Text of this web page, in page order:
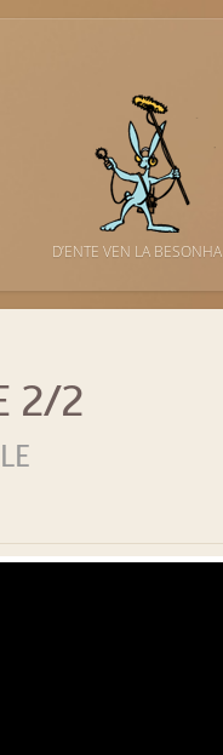
D’ENTE VEN LA BESONHA
2/2